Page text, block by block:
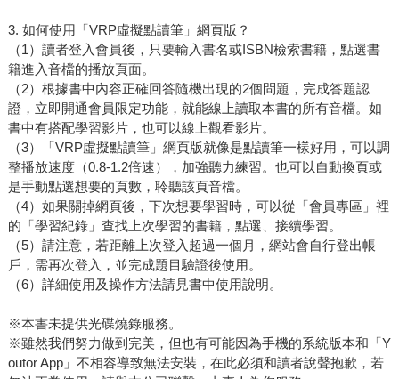
3. 如何使用「VRP虛擬點讀筆」網頁版？
（1）讀者登入會員後，只要輸入書名或ISBN檢索書籍，點選書
籍進入音檔的播放頁面。
（2）根據書中內容正確回答隨機出現的2個問題，完成答題認
證，立即開通會員限定功能，就能線上讀取本書的所有音檔。如
書中有搭配學習影片，也可以線上觀看影片。
（3）「VRP虛擬點讀筆」網頁版就像是點讀筆一樣好用，可以調
整播放速度（0.8-1.2倍速），加強聽力練習。也可以自動換頁或
是手動點選想要的頁數，聆聽該頁音檔。
（4）如果關掉網頁後，下次想要學習時，可以從「會員專區」裡
的「學習紀錄」查找上次學習的書籍，點選、接續學習。
（5）請注意，若距離上次登入超過一個月，網站會自行登出帳
戶，需再次登入，並完成題目驗證後使用。
（6）詳細使用及操作方法請見書中使用說明。
※本書未提供光碟燒錄服務。
※雖然我們努力做到完美，但也有可能因為手機的系統版本和「Y
outor App」不相容導致無法安裝，在此必須和讀者說聲抱歉，若